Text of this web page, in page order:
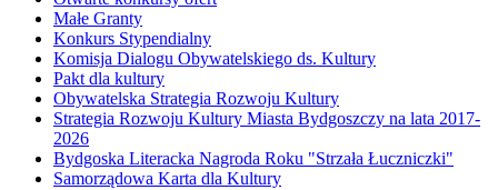
Małe Granty
Konkurs Stypendialny
Komisja Dialogu Obywatelskiego ds. Kultury
Pakt dla kultury
Obywatelska Strategia Rozwoju Kultury
Strategia Rozwoju Kultury Miasta Bydgoszczy na lata 2017-
2026
Bydgoska Literacka Nagroda Roku "Strzała Łuczniczki"
Samorządowa Karta dla Kultury